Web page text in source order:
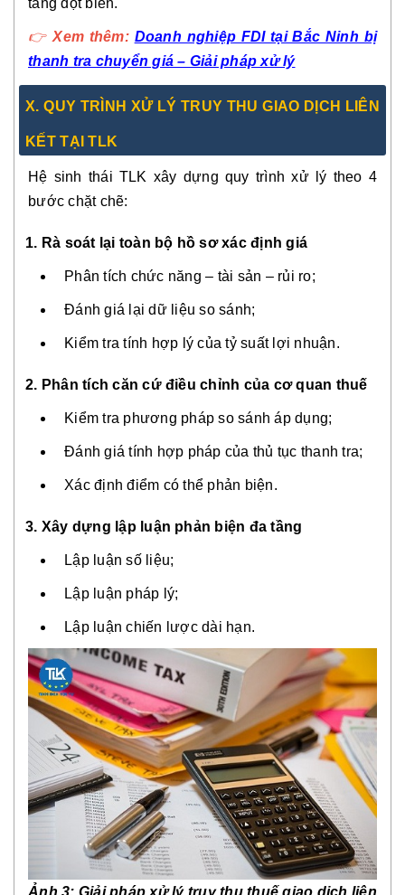
👉Xem thêm: Doanh nghiệp FDI tại Bắc Ninh bị
thanh tra chuyển giá – Giải pháp xử lý
X. QUY TRÌNH XỬ LÝ TRUY THU GIAO DỊCH LIÊN
KẾT TẠI TLK
Hệ sinh thái TLK xây dựng quy trình xử lý theo 4
bước chặt chẽ:
1. Rà soát lại toàn bộ hồ sơ xác định giá
Phân tích chức năng – tài sản – rủi ro;
Đánh giá lại dữ liệu so sánh;
Kiểm tra tính hợp lý của tỷ suất lợi nhuận.
2. Phân tích căn cứ điều chỉnh của cơ quan thuế
Kiểm tra phương pháp so sánh áp dụng;
Đánh giá tính hợp pháp của thủ tục thanh tra;
Xác định điểm có thể phản biện.
3. Xây dựng lập luận phản biện đa tầng
Lập luận số liệu;
Lập luận pháp lý;
Lập luận chiến lược dài hạn.
Ảnh 3: Giải pháp xử lý truy thu thuế giao dịch liên